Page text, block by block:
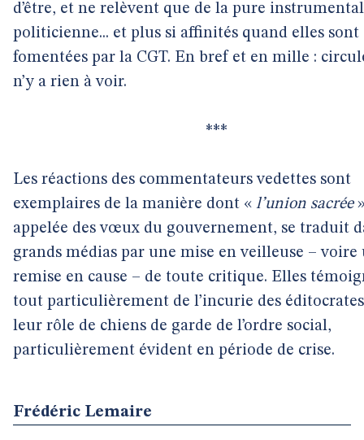
d’être, et ne relèvent que de la pure
politicienne... et plus si affinités quand elles sont
fomentées par la CGT. En bref et en mille :
n’y a rien à voir.
***
Les réactions des commentateurs vedettes sont
exemplaires de la manière dont « l’union sacrée
appelée des vœux du gouvernement, se traduit
grands médias par une mise en veilleuse – voire
remise en cause – de toute critique. Elles
tout particulièrement de l’incurie des
leur rôle de chiens de garde de l’ordre social,
particulièrement évident en période de crise.
Frédéric Lemaire